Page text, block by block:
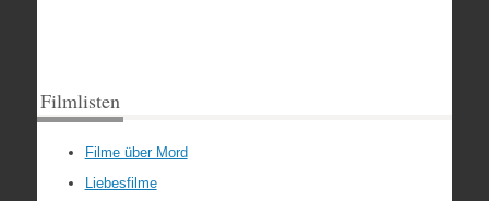
Filmlisten
Filme über Mord
Liebesfilme